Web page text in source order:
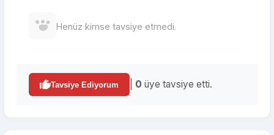
Henüz kimse tavsiye etmedi.
Tavsiye Ediyorum 0 üye tavsiye etti.